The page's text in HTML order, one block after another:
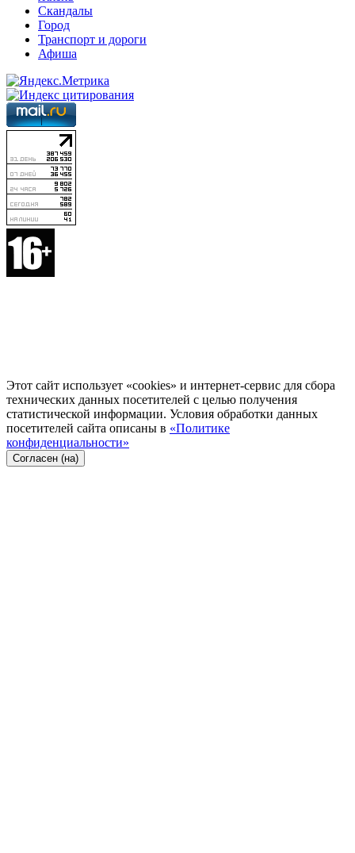
Скандалы
Город
Транспорт и дороги
Афиша
Этот сайт использует «cookies» и интернет-сервис для сбора
технических данных посетителей с целью получения
статистической информации. Условия обработки данных
посетителей сайта описаны в «Политике
конфиденциальности»
Согласен (на)